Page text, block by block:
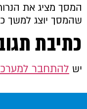
המסך מציג את
שהמסך יוצג למשך
כתיבת
יש להתחבר